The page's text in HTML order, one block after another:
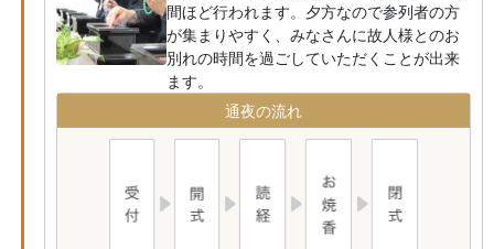
間ほど行われます。夕方なので参列者の方
が集まりやすく、みなさんに故人様とのお
別れの時間を過ごしていただくことが出来
ます。
通夜の流れ